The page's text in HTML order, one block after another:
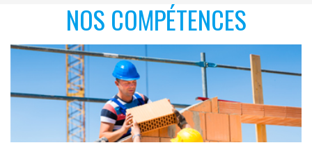
NOS COMPÉTENCES